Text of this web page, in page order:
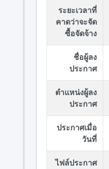
ระยะเวลาที่
คาดว่าจะจัด
ซื้อจัดจ้าง
ชื่อผู้ลง
ประกาศ
ตำแหน่งผู้ลง
ประกาศ
ประกาศเมื่อ
วันที่
ไฟล์ประกาศ